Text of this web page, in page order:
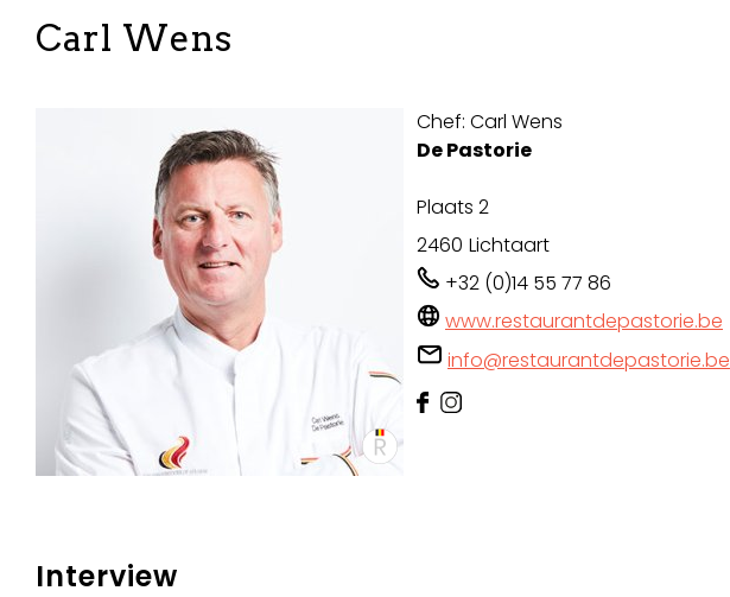
Carl Wens
Chef: Carl Wens
De Pastorie
Plaats 2
2460 Lichtaart
+32 (0)14 55 77 86
www.restaurantdepastorie.be
info@restaurantdepastorie.be
Interview